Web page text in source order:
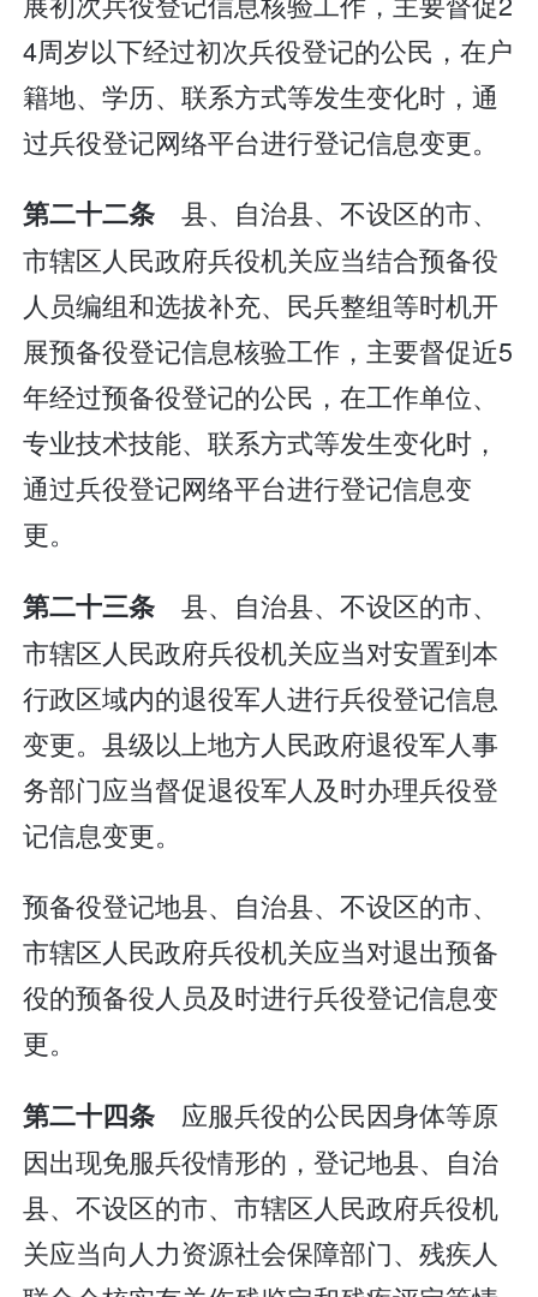
4周岁以下经过初次兵役登记的公民，在户
籍地、学历、联系方式等发生变化时，通
过兵役登记网络平台进行登记信息变更。
第二十二条 县、自治县、不设区的市、
市辖区人民政府兵役机关应当结合预备役
人员编组和选拔补充、民兵整组等时机开
展预备役登记信息核验工作，主要督促近5
年经过预备役登记的公民，在工作单位、
专业技术技能、联系方式等发生变化时，
通过兵役登记网络平台进行登记信息变
更。
第二十三条 县、自治县、不设区的市、
市辖区人民政府兵役机关应当对安置到本
行政区域内的退役军人进行兵役登记信息
变更。县级以上地方人民政府退役军人事
务部门应当督促退役军人及时办理兵役登
记信息变更。
预备役登记地县、自治县、不设区的市、
市辖区人民政府兵役机关应当对退出预备
役的预备役人员及时进行兵役登记信息变
更。
第二十四条 应服兵役的公民因身体等原
因出现免服兵役情形的，登记地县、自治
县、不设区的市、市辖区人民政府兵役机
关应当向人力资源社会保障部门、残疾人